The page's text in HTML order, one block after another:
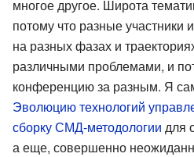
многое другое. Широта
потому что разные участники
на разных фазах и
различными проблемами, и
конференцию за разным. Я
Эволюцию технологий
сборку СМД-методологии для
а еще, совершенно